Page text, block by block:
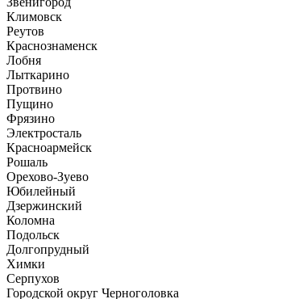
Климовск
Реутов
Краснознаменск
Лобня
Лыткарино
Протвино
Пущино
Фрязино
Электросталь
Красноармейск
Рошаль
Орехово-Зуево
Юбилейный
Дзержинский
Коломна
Подольск
Долгопрудный
Химки
Серпухов
Городской округ Черноголовка